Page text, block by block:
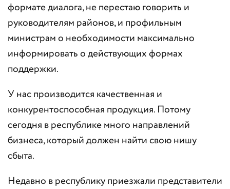
формате диалога, не перестаю говорить и
руководителям районов, и профильным
министрам о необходимости максимально
информировать о действующих формах
поддержки.
У нас производится качественная и
конкурентоспособная продукция. Потому
сегодня в республике много направлений
бизнеса, который должен найти свою нишу
сбыта.
Недавно в республику приезжали представители